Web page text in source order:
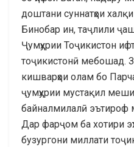
доштани суннатҳои
Бинобар ин, таҷлили
Ҷумҳурии Тоҷикистон
тоҷикистонӣ мебошад.
кишварҳои олам бо
ҷумҳурии мустақил
байналмилалӣ эътироф
Дар фарҷом ба хотири
бузургони миллати